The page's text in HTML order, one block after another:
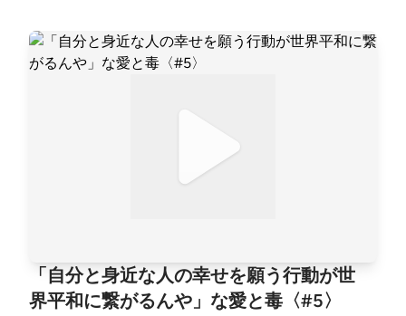
と毒 〜ゆきママの愛、届く？〜━━━━━━━━━
━━━━━━━━━━━━ ■ オーディオドラマ企画 #
5Vz1DxHRS_iGx ──────────────── ▼ あなた
の「ちょっと聞いてよ」なお便りを募集中！Google
──────── ▼ 公式HPhttps://aitodoku.com ▼ SNS
番組公式X: https://twitter.com/snack_aitodokuゆきマ
マX: https://twitter.com/nara_deer18ゆきママInstagra
「自分と身近な人の幸せを願う行動が世
界平和に繋がるんや」な愛と毒〈#5〉